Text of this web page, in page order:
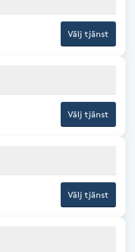
Välj tjänst
Välj tjänst
Välj tjänst